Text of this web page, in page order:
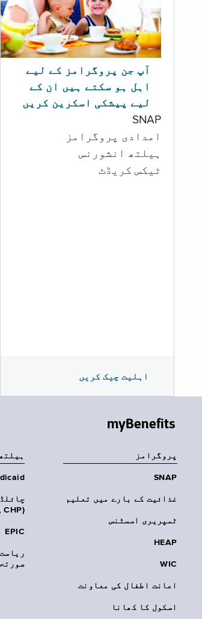
آپ جن پروگرامز کے لیے
اہل ہو سکتے ہیں ان کے
لیے پیشکی اسکرین کریں
SNAP
امدادی پروگرامز
‏ہیلتھ انشورنس
ٹیکس کریڈٹ
اہلیت چیک کریں
myBenefits
پروگرامز
SNAP
غذائیت کے بارے میں تعلیم
ٹمپریری اسسٹنس
HEAP
WIC
اعانت اطفال کی معاونت
اسکول کا کھانا
CHP)‎
EPIC